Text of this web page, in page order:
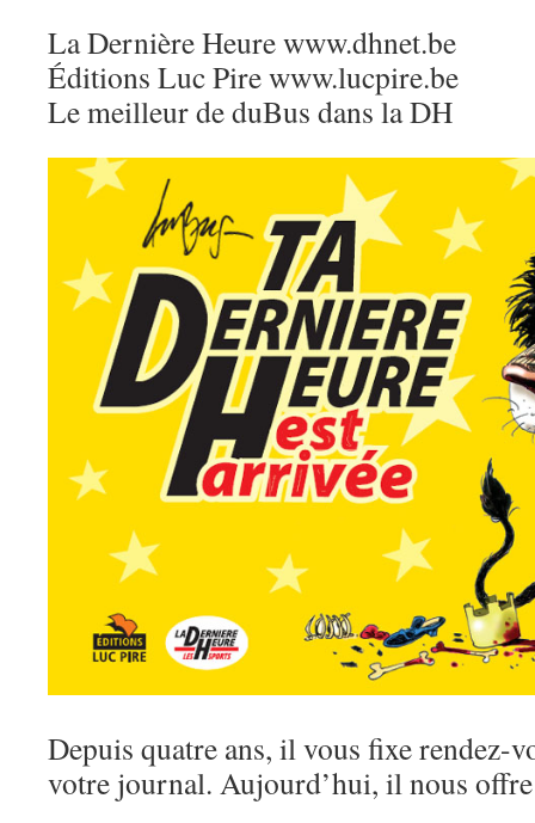
La Dernière Heure www.dhnet.be
Éditions Luc Pire www.lucpire.be
Le meilleur de duBus dans la DH
Depuis quatre ans, il vous fixe rendez-
votre journal. Aujourd’hui, il nous